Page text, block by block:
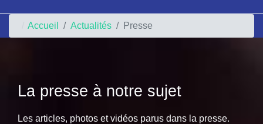
Accueil Actualités Presse
La presse à notre sujet
Les articles, photos et vidéos parus dans la presse.